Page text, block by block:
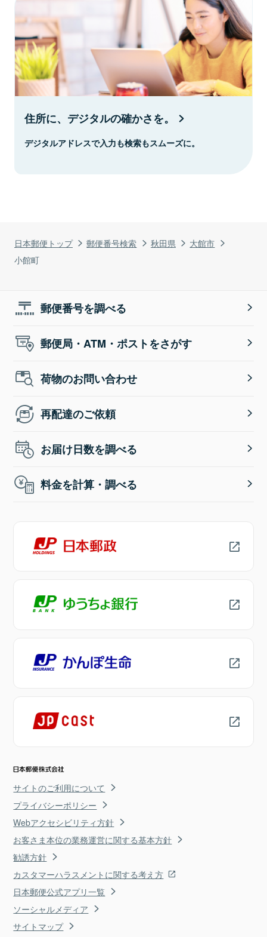
日本郵便トップ 郵便番号検索 秋田県
大館市
小館町
住所に、デジタルの確かさを。
デジタルアドレスで入力も検索もスムーズに。
郵便番号を調べる
郵便局・ATM・ポストをさがす
荷物のお問い合わせ
再配達のご依頼
お届け日数を調べる
料金を計算・調べる
サイトのご利用について
プライバシーポリシー
Webアクセシビリティ方針
お客さま本位の業務運営に関する基本方針
勧誘方針
カスタマーハラスメントに関する考え方
日本郵便公式アプリ一覧
ソーシャルメディア
サイトマップ